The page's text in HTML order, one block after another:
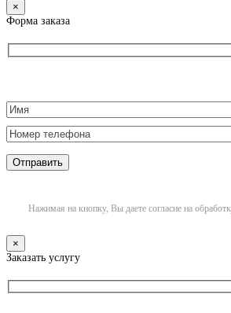
×
Форма заказа
Нажимая на кнопку, Вы даете согласие на
×
Заказать услугу